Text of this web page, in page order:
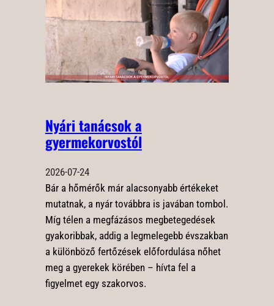
Nyári tanácsok a
gyermekorvostól
2026-07-24
Bár a hőmérők már alacsonyabb értékeket
mutatnak, a nyár továbbra is javában tombol.
Míg télen a megfázásos megbetegedések
gyakoribbak, addig a legmelegebb évszakban
a különböző fertőzések előfordulása nőhet
meg a gyerekek körében – hívta fel a
figyelmet egy szakorvos.